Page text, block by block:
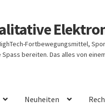
Fortbewegungsmittel,
bereiten. Das alles von
Neuheiten